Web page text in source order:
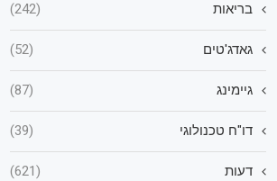
בריאות (242)
גאדג'טים (52)
גיימינג (87)
דו"ח טכנולוגי (39)
דעות (621)